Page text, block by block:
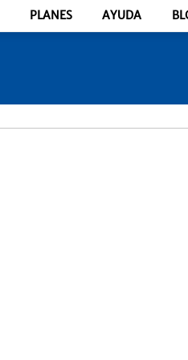
PLANES AYUDA